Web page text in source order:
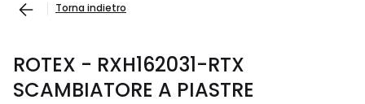
Torna indietro
ROTEX - RXH162031-RTX
SCAMBIATORE A PIASTRE